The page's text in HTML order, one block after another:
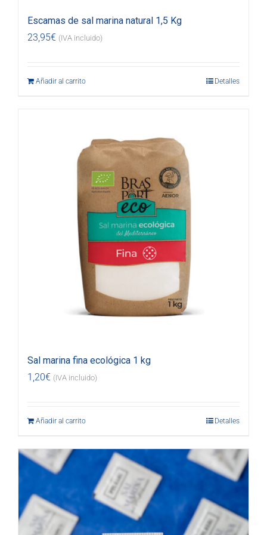
Escamas de sal marina natural 1,5 Kg
23,95€ (IVA incluido)
Añadir al carrito Detalles
Sal marina fina ecológica 1 kg
1,20€ (IVA incluido)
Añadir al carrito Detalles